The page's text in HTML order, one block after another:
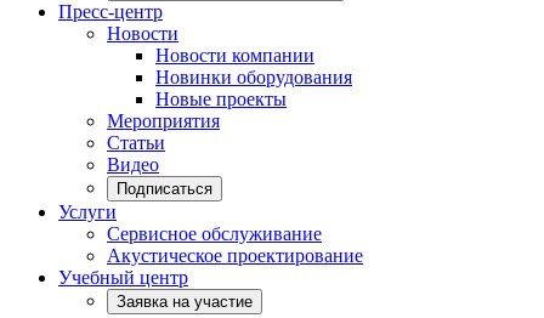
Пресс-центр
Новости
Новости компании
Новинки оборудования
Новые проекты
Мероприятия
Статьи
Видео
Подписаться
Услуги
Сервисное обслуживание
Акустическое проектирование
Учебный центр
Заявка на участие